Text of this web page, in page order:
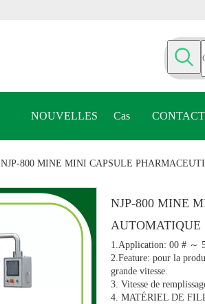
NOUVELLES Cas
NJP-800 MINE MINI CAPSULE
NJP-800 MINE
AUTOMATIQUE
1.Application: 00 # ～ 5
2.Feature: pour la
grande vitesse.
3. Vitesse de
4. MATÉRIEL DE